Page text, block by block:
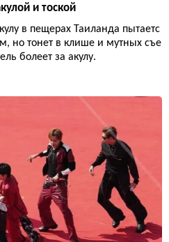
и тоской
в пещерах Таиланда пытаетс
но тонет в клише и мутных съе
болеет за акулу.